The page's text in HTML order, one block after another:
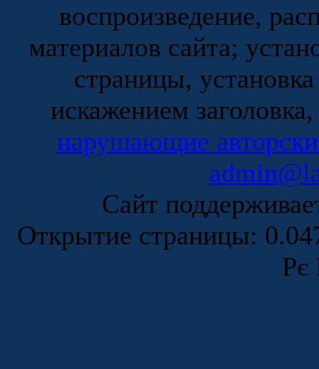
воспроизведение,
материалов сайта;
страницы,
искажением
нарушающие
Сайт
Открытие страницы:
Рє